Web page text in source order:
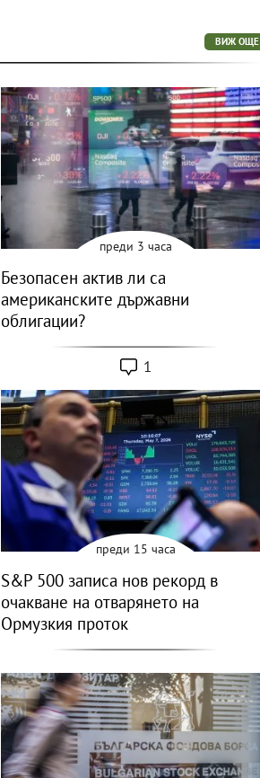
ВИЖ ОЩЕ
преди 3 часа
Безопасен актив ли са
американските държавни
облигации?
1
преди 15 часа
S&P 500 записа нов рекорд в
очакване на отварянето на
Ормузкия проток